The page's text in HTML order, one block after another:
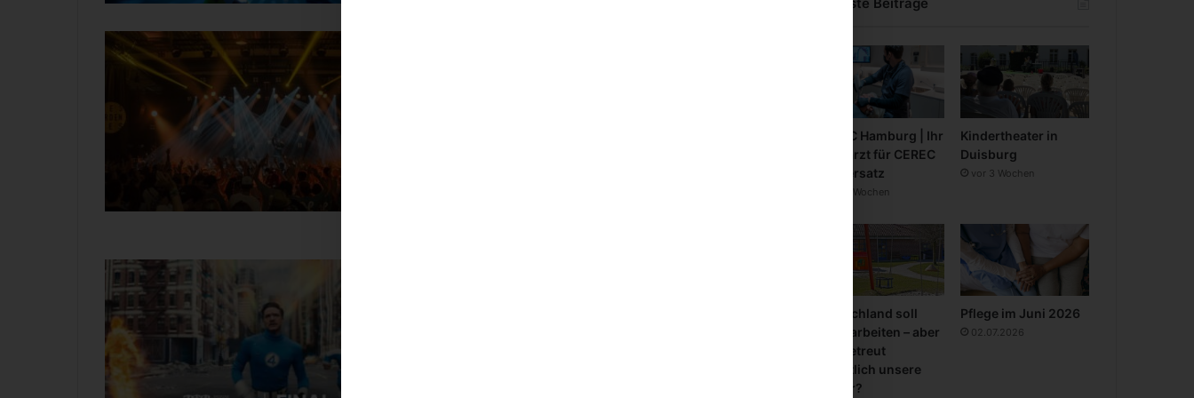
CEREC Hamburg | Ihr
Zahnarzt für CEREC
Zahnersatz
vor 3 Wochen
Kindertheater in
Duisburg
vor 3 Wochen
Deutschland soll
mehr arbeiten – aber
wer betreut
eigentlich unsere
Kinder?
Pflege im Juni 2026
02.07.2026